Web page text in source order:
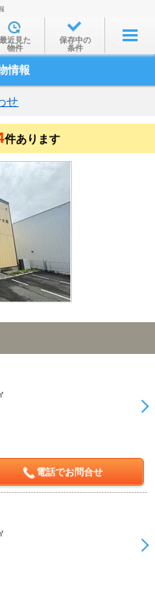
から
から
時間から
から
会社から
最近見た
物件
保存中の
条件
情報
せ
件あります
電話でお問合せ